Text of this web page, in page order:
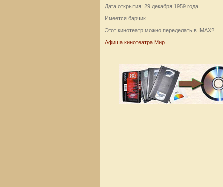
Дата открытия: 29 декабря 1959 года
Имеется барчик.
Этот кинотеатр можно переделать в IMAX?
Афиша кинотеатра Мир